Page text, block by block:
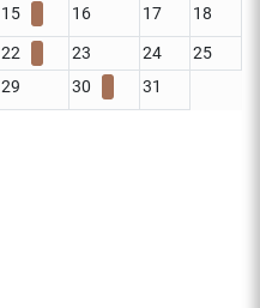
15 16 17 18
22 23 24
25
29 30 31